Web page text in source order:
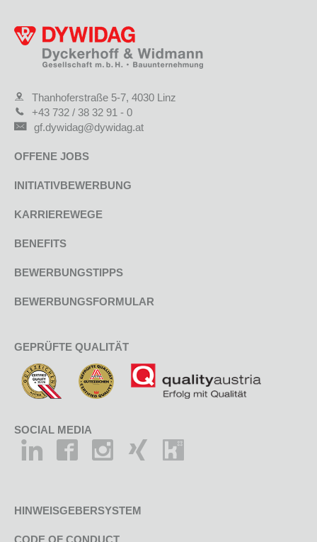
Thanhoferstraße 5-7, 4030 Linz
+43 732 / 38 32 91 - 0
gf.dywidag@dywidag.at
OFFENE JOBS
INITIATIVBEWERBUNG
KARRIEREWEGE
BENEFITS
BEWERBUNGSTIPPS
BEWERBUNGSFORMULAR
GEPRÜFTE QUALITÄT
SOCIAL MEDIA
HINWEISGEBERSYSTEM
CODE OF CONDUCT